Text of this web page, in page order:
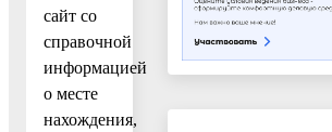
сайт cо
справочной
информацией
о месте
нахождения,